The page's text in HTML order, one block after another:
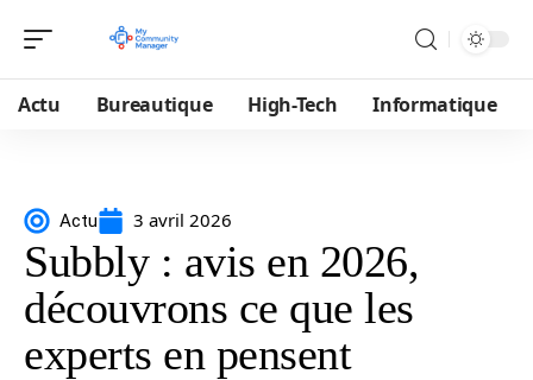
Actu Bureautique High-Tech Informatique
Actu 3 avril 2026
Subbly : avis en 2026,
découvrons ce que les
experts en pensent